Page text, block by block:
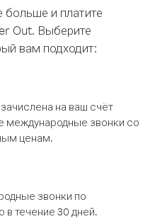
больше и платите
Out. Выберите
вам подходит:
на ваш счёт
международные звонки со
ценам.
звонки по
течение 30 дней.